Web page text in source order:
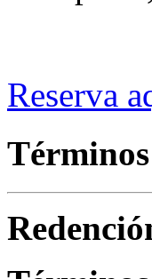
Reserva